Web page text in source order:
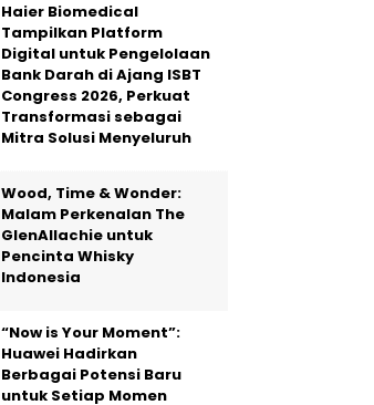
Haier Biomedical
Tampilkan Platform
Digital untuk Pengelolaan
Bank Darah di Ajang ISBT
Congress 2026, Perkuat
Transformasi sebagai
Mitra Solusi Menyeluruh
Wood, Time & Wonder:
Malam Perkenalan The
GlenAllachie untuk
Pencinta Whisky
Indonesia
“Now is Your Moment”:
Huawei Hadirkan
Berbagai Potensi Baru
untuk Setiap Momen